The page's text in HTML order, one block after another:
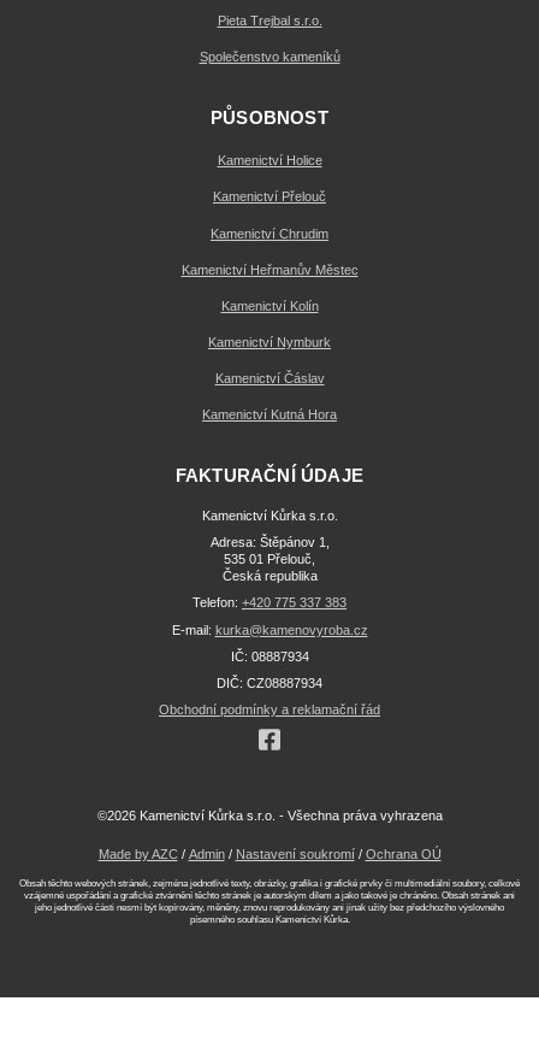
Pieta Trejbal s.r.o.
Společenstvo kameníků
PŮSOBNOST
Kamenictví Holice
Kamenictví Přelouč
Kamenictví Chrudim
Kamenictví Heřmanův Městec
Kamenictví Kolín
Kamenictví Nymburk
Kamenictví Čáslav
Kamenictví Kutná Hora
FAKTURAČNÍ ÚDAJE
Kamenictví Kůrka s.r.o.
Adresa: Štěpánov 1,
535 01 Přelouč,
Česká republika
Telefon: +420 775 337 383
E-mail: kurka@kamenovyroba.cz
IČ: 08887934
DIČ: CZ08887934
Obchodní podmínky a reklamační řád
©2026 Kamenictví Kůrka s.r.o. - Všechna práva vyhrazena
Made by AZC/ Admin/ Nastavení soukromí/ Ochrana OÚ
Obsah těchto webových stránek, zejména jednotlivé texty, obrázky, grafika i grafické prvky či multimediální soubory, celkové
vzájemné uspořádání a grafické ztvárnění těchto stránek je autorským dílem a jako takové je chráněno. Obsah stránek ani
jeho jednotlivé části nesmí být kopírovány, měněny, znovu reprodukovány ani jinak užity bez předchozího výslovného
písemného souhlasu Kamenictví Kůrka.